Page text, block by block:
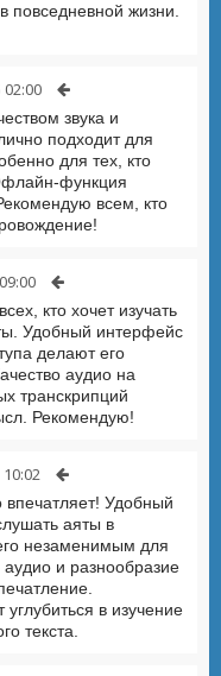
жизни.
звука и
подходит для
для тех, кто
функция
всем, кто
кто хочет изучать
Удобный интерфейс
делают его
аудио на
транскрипций
Рекомендую!
Удобный
аяты в
незаменимым для
аудио и разнообразие
в изучение
текста.